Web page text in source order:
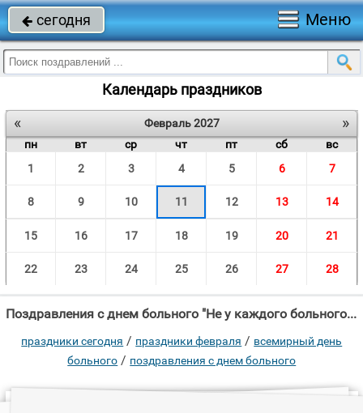
 сегодня Меню
Календарь праздников
« »
Февраль 2027
пн
вт ср чт пт сб
вс
1
2 3 4 5 6 7
8 9 10 11 12 13 14
15 16 17 18 19 20 21
22 23 24 25 26 27 28
Поздравления с днем больного "Не у каждого больного Есть свой кров и есть тепло."
праздники сегодня / праздники февраля / всемирный день
больного / поздравления с днем больного